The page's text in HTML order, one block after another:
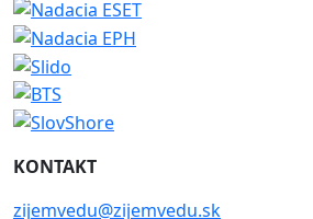
KONTAKT
zijemvedu@zijemvedu.sk